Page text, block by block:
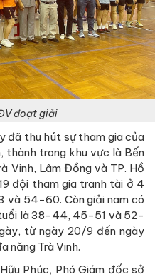
đoạt giải
đã thu hút sự tham gia của
trong khu vực là Bến
Vinh, Lâm Đồng và TP. Hồ
đội tham gia tranh tài ở 4
54-60. Còn giải nam có
là 38-44, 45-51 và 52-
từ ngày 20/9 đến ngày
năng Trà Vinh.
Phúc, Phó Giám đốc sở